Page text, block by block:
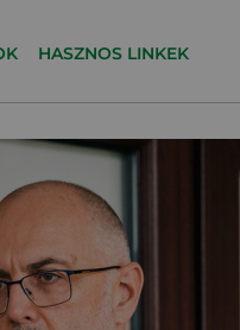
HASZNOS LINKEK